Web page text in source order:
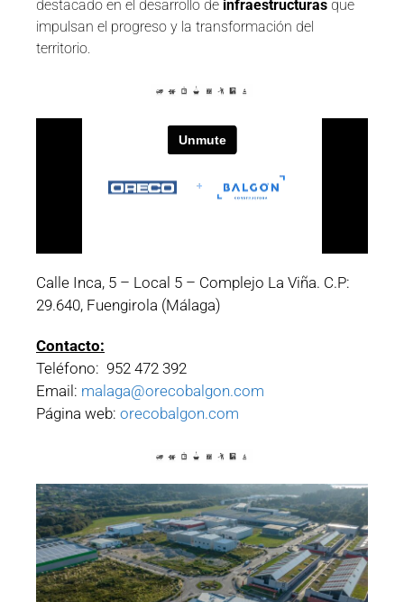
destacado en el desarrollo de infraestructuras que
impulsan el progreso y la transformación del
territorio.
Calle Inca, 5 – Local 5 – Complejo La Viña. C.P:
29.640, Fuengirola (Málaga)
Contacto:
Teléfono: 952 472 392
Email: malaga@orecobalgon.com
Página web: orecobalgon.com